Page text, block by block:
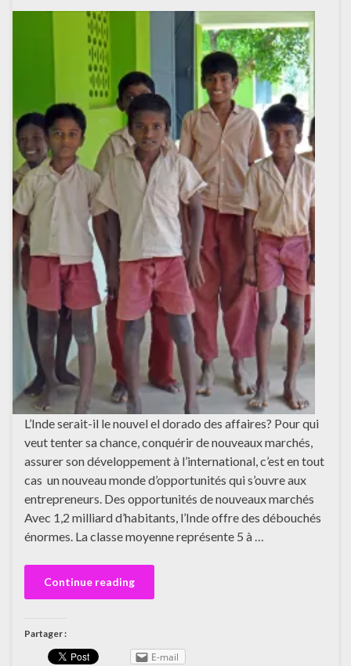
L’Inde serait-il le nouvel el dorado des affaires? Pour qui
veut tenter sa chance, conquérir de nouveaux marchés,
assurer son développement à l’international, c’est en tout
cas un nouveau monde d’opportunités qui s’ouvre aux
entrepreneurs. Des opportunités de nouveaux marchés
Avec 1,2 milliard d’habitants, l’Inde offre des débouchés
énormes. La classe moyenne représente 5 à …
Continue reading
Partager :
E-mail